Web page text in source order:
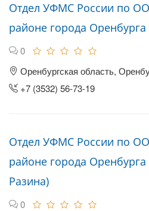
Отдел УФМС России по
районе города
0
Оренбургская область,
+7 (3532) 56-73-19
Отдел УФМС России по
районе города Оренбурга
Разина)
0